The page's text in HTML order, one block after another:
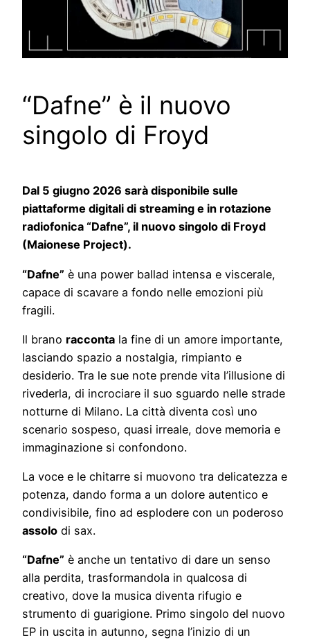
“Dafne” è il nuovo
singolo di Froyd
Dal 5 giugno 2026 sarà disponibile sulle
piattaforme digitali di streaming e in rotazione
radiofonica “Dafne”, il nuovo singolo di Froyd
(Maionese Project).
“Dafne” è una power ballad intensa e viscerale,
capace di scavare a fondo nelle emozioni più
fragili.
Il brano racconta la fine di un amore importante,
lasciando spazio a nostalgia, rimpianto e
desiderio. Tra le sue note prende vita l’illusione di
rivederla, di incrociare il suo sguardo nelle strade
notturne di Milano. La città diventa così uno
scenario sospeso, quasi irreale, dove memoria e
immaginazione si confondono.
La voce e le chitarre si muovono tra delicatezza e
potenza, dando forma a un dolore autentico e
condivisibile, fino ad esplodere con un poderoso
assolo di sax.
“Dafne” è anche un tentativo di dare un senso
alla perdita, trasformandola in qualcosa di
creativo, dove la musica diventa rifugio e
strumento di guarigione. Primo singolo del nuovo
EP in uscita in autunno, segna l’inizio di un